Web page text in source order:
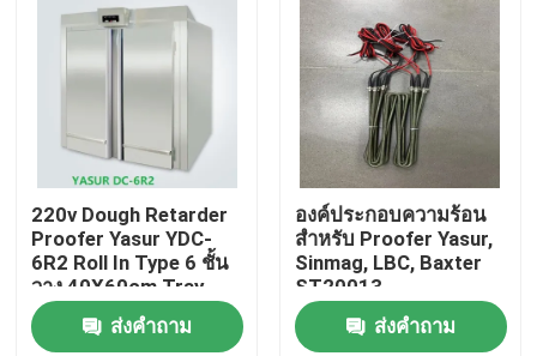
220v Dough Retarder
Proofer Yasur YDC-
6R2 Roll In Type 6 ชั้น
วาง 40X60cm Tray
ส่งคำถาม
องค์ประกอบความร้อน
สำหรับ Proofer Yasur,
Sinmag, LBC, Baxter
ST20013
ส่งคำถาม